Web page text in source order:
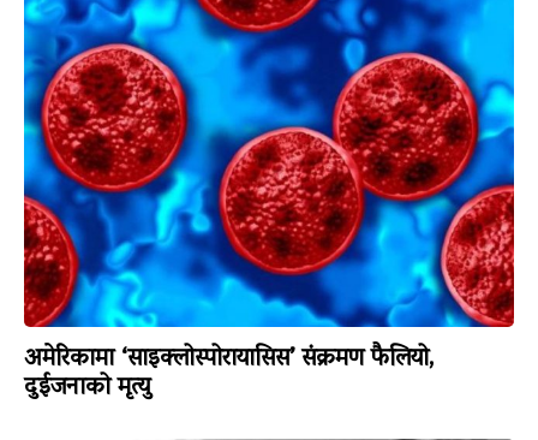
अमेरिकामा ‘साइक्लोस्पोरायासिस’ संक्रमण फैलियो,
दुईजनाको मृत्यु